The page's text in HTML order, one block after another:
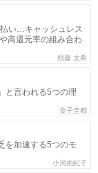
い…キャッシュレス
高還元率の組み合わ
頼藤 太希
と言われる5つの理
金子圭都
を加速する5つのモ
小河由紀子